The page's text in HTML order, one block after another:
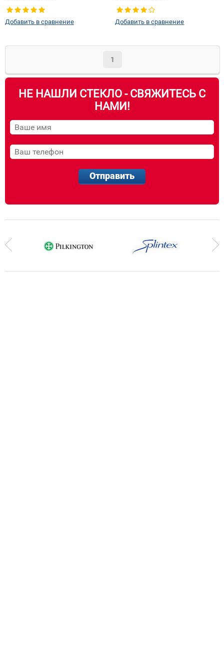
шелкографии:
Добавить в сравнение
шелкографии:
Добавить в сравнение
1
НЕ НАШЛИ СТЕКЛО - СВЯЖИТЕСЬ С
НАМИ!
Отправить